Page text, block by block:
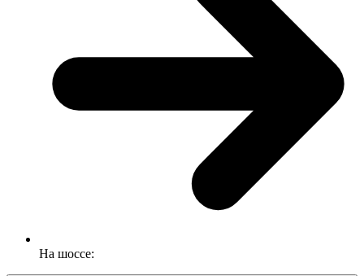
На шоссе: